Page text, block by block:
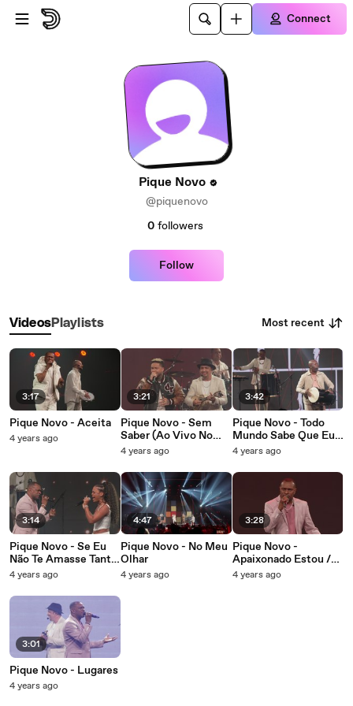
Skip to main content
Connect
Pique Novo
@piquenovo
0 followers
Follow
VideosPlaylists Most recent
3:17
Pique Novo - Aceita
4 years ago
3:14
Pique Novo - Se Eu
Não Te Amasse Tanto
Assim (Ao Vivo No
2022)
4 years ago
3:01
Pique Novo - Lugares
4 years ago
3:21
Pique Novo - Sem
Saber (Ao Vivo No
Rio De Janeiro /
4 years ago
4:47
Pique Novo - No Meu
Olhar
4 years ago
3:42
Pique Novo - Todo
Mundo Sabe Que Eu
Te Amo / Tô Carente
No Rio De Janeiro /
4 years ago
3:28
Pique Novo -
Apaixonado Estou /
Você Gosta
4 years ago